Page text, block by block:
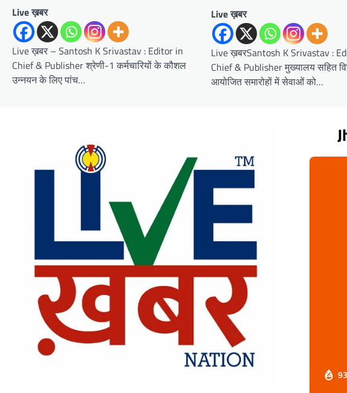
Live ख़बर
Live ख़बर – Santosh K Srivastav : Editor in
Chief & Publisher श्रेणी-1 कर्मचारियों के कौशल
उन्नयन के लिए पांच…
Live ख़बर
Live ख़बरSantosh K Srivastav :
Chief & Publisher मुख्यालय सहित
आयोजित समारोहों में सेवाओं को…